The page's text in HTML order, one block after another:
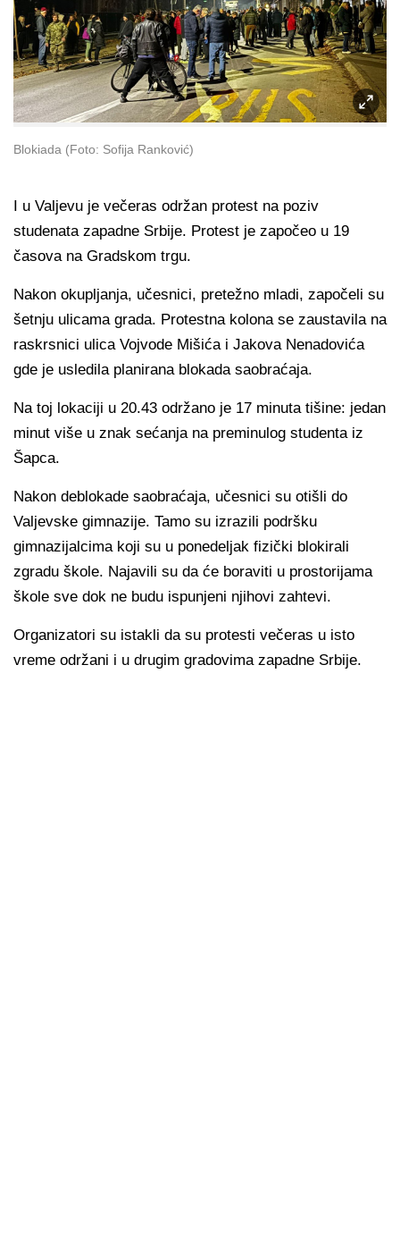
Blokiada (Foto: Sofija Ranković)
I u Valjevu je večeras održan protest na poziv
studenata zapadne Srbije. Protest je započeo u 19
časova na Gradskom trgu.
Nakon okupljanja, učesnici, pretežno mladi, započeli su
šetnju ulicama grada. Protestna kolona se zaustavila na
raskrsnici ulica Vojvode Mišića i Jakova Nenadovića
gde je usledila planirana blokada saobraćaja.
Na toj lokaciji u 20.43 održano je 17 minuta tišine: jedan
minut više u znak sećanja na preminulog studenta iz
Šapca.
Nakon deblokade saobraćaja, učesnici su otišli do
Valjevske gimnazije. Tamo su izrazili podršku
gimnazijalcima koji su u ponedeljak fizički blokirali
zgradu škole. Najavili su da će boraviti u prostorijama
škole sve dok ne budu ispunjeni njihovi zahtevi.
Organizatori su istakli da su protesti večeras u isto
vreme održani i u drugim gradovima zapadne Srbije.